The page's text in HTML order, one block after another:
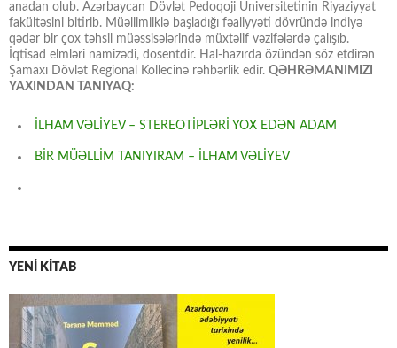
anadan olub. Azərbaycan Dövlət Pedoqoji Universitetinin Riyaziyyat
fakültəsini bitirib. Müəllimliklə başladığı fəaliyyəti dövründə indiyə
qədər bir çox təhsil müəssisələrində müxtəlif vəzifələrdə çalışıb.
İqtisad elmləri namizədi, dosentdir. Hal-hazırda özündən söz etdirən
Şamaxı Dövlət Regional Kollecinə rəhbərlik edir. QƏHRƏMANIMIZI
YAXINDAN TANIYAQ:
İLHAM VƏLİYEV – STEREOTİPLƏRİ YOX EDƏN ADAM
BİR MÜƏLLİM TANIYIRAM – İLHAM VƏLİYEV
YENİ KİTAB